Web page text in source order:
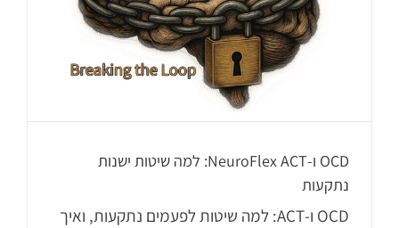
OCD ו-NeuroFlex ACT: למה שיטות ישנות
נתקעות
OCD ו-ACT: למה שיטות לפעמים נתקעות, ואיך